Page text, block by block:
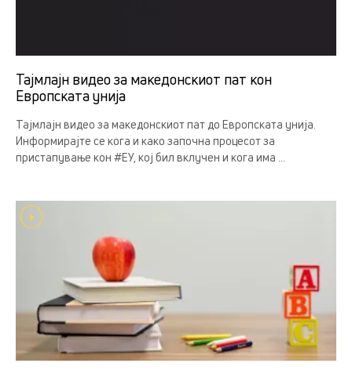
Тајмлајн видео за македонскиот пат кон
Европската унија
Тајмлајн видео за македонскиот пат до Европската унија.
Информирајте се кога и како започна процесот за
пристапување кон #ЕУ, кој бил вклучен и кога има ...